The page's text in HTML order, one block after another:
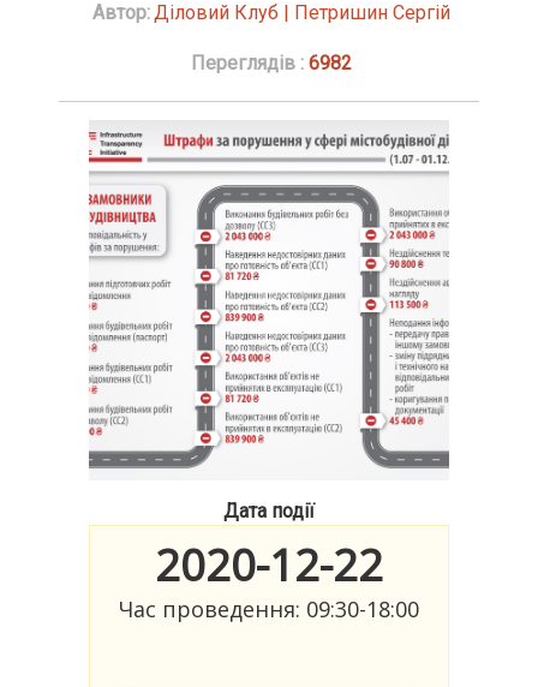
Автор:Діловий Клуб | Петришин Сергій
Переглядів :6982
Дата події
2020-12-22
Час проведення: 09:30-18:00